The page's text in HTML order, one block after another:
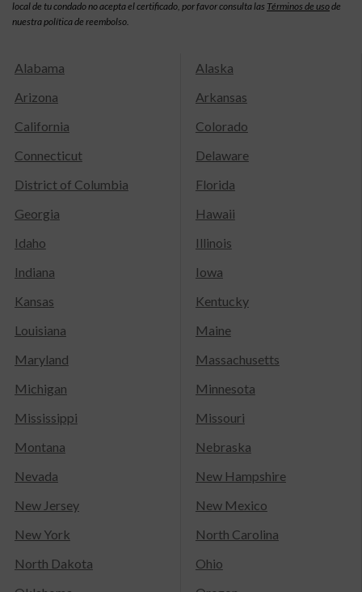
local de tu condado no acepta el certificado, por favor consulta las Términos de usode
nuestra política de reembolso.
Alabama
Alaska
Arizona
Arkansas
California
Colorado
Connecticut
Delaware
District of Columbia
Florida
Georgia
Hawaii
Idaho
Illinois
Indiana
Iowa
Kansas
Kentucky
Louisiana
Maine
Maryland
Massachusetts
Michigan
Minnesota
Mississippi
Missouri
Montana
Nebraska
Nevada
New Hampshire
New Jersey
New Mexico
New York
North Carolina
North Dakota
Ohio